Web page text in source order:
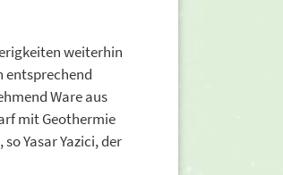
weiterhin
entsprechend
Ware aus
mit Geothermie
Yasar Yazici, der